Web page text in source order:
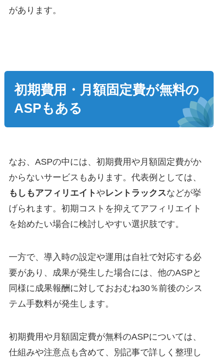
があります。
初期費用・月額固定費が無料の
ASPもある
なお、ASPの中には、初期費用や月額固定費がか
からないサービスもあります。代表例としては、
もしもアフィリエイトやレントラックスなどが挙
げられます。初期コストを抑えてアフィリエイト
を始めたい場合に検討しやすい選択肢です。
一方で、導入時の設定や運用は自社で対応する必
要があり、成果が発生した場合には、他のASPと
同様に成果報酬に対しておおむね30％前後のシス
テム手数料が発生します。
初期費用や月額固定費が無料のASPについては、
仕組みや注意点も含めて、別記事で詳しく整理し